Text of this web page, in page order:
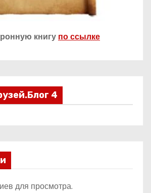
книгу по ссылке
4
для просмотра.